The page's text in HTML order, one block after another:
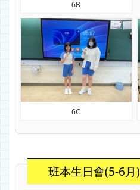
6B
6C
班本生日會(5-6月)